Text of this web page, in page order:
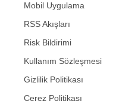
Mobil Uygulama
RSS Akışları
Risk Bildirimi
Kullanım Sözleşmesi
Gizlilik Politikası
Çerez Politikası